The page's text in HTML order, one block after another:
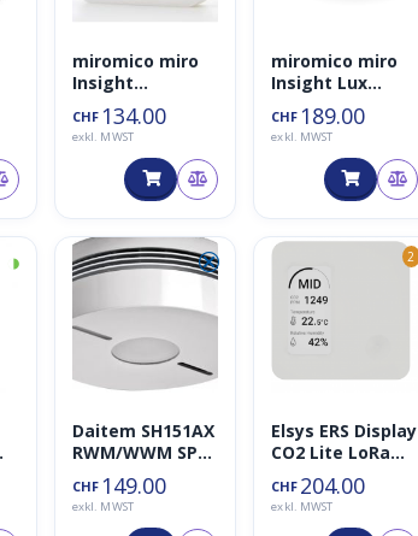
miromico miro
Insight
LoraWAN Sensor
(+CO2)
CHF 134.00
exkl. MWST
miromico miro
Insight Lux
(+CO2)
CHF 189.00
exkl. MWST
◑ ⮿
Daitem SH151AX
RWM/WWM SP
funkvernetzt
10J
CHF 149.00
exkl. MWST
2
Elsys ERS Display
CO2 Lite LoRa
868MHz
CHF 204.00
exkl. MWST